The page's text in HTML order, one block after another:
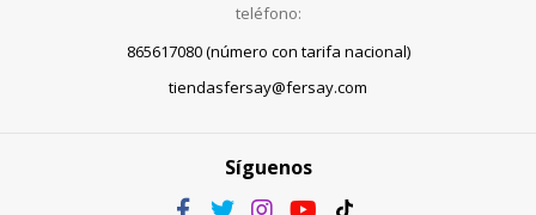
teléfono:
865617080 (número con tarifa nacional)
tiendasfersay@fersay.com
Síguenos